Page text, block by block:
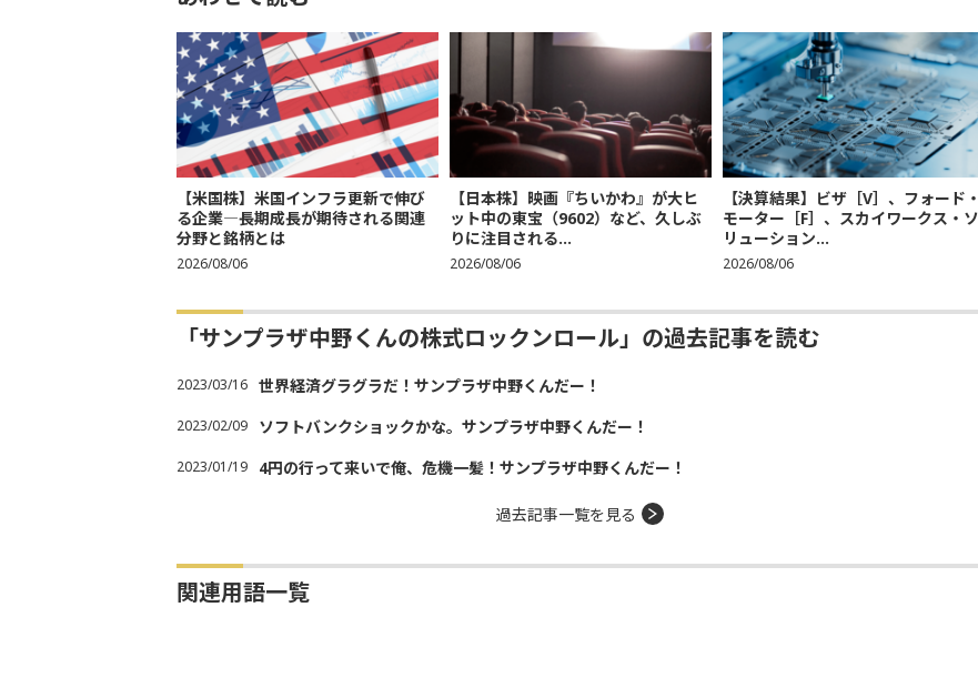
【米国株】米国インフラ更新で伸び
る企業―長期成長が期待される関連
分野と銘柄とは
2026/08/06
【日本株】映画『ちいかわ』が大ヒ
ット中の東宝（9602）など、久しぶ
りに注目される...
2026/08/06
【決算結果】ビザ［V］、フォード・
モーター［F］、スカイワークス・ソ
リューション...
2026/08/06
「サンプラザ中野くんの株式ロックンロール」の過去記事を読む
2023/03/16 世界経済グラグラだ！サンプラザ中野くんだー！
2023/02/09 ソフトバンクショックかな。サンプラザ中野くんだー！
2023/01/19 4円の行って来いで俺、危機一髪！サンプラザ中野くんだー！
過去記事一覧を見る
関連用語一覧